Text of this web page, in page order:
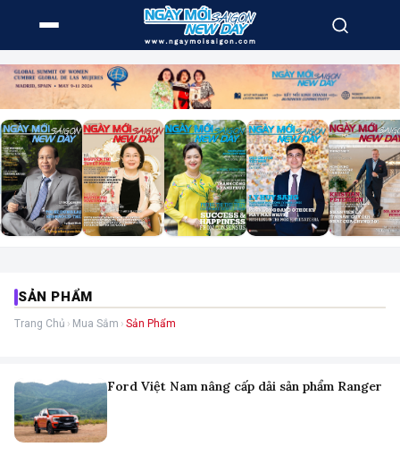
SẢN PHẨM
Trang Chủ › Mua Sắm › Sản Phẩm
Ford Việt Nam nâng cấp dải sản phẩm Ranger